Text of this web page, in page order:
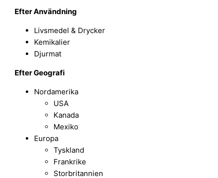
Efter Användning
Livsmedel & Drycker
Kemikalier
Djurmat
Efter Geografi
Nordamerika
USA
Kanada
Mexiko
Europa
Tyskland
Frankrike
Storbritannien